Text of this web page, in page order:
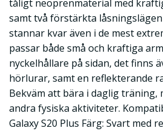
tåligt neoprenmaterial med
samt två förstärkta
stannar kvar även i de mest
passar både små och kraftiga
nyckelhållare på sidan, det finns
hörlurar, samt en reflekterande
Bekväm att bära i daglig
andra fysiska aktiviteter.
Galaxy S20 Plus Färg: Svart med